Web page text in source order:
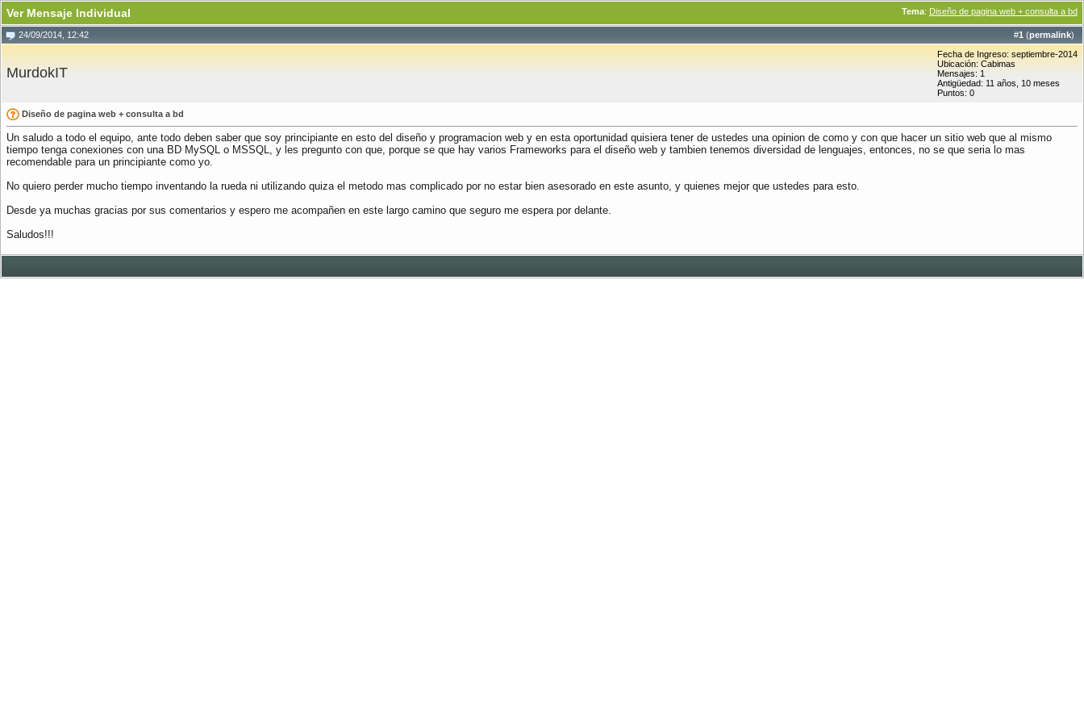
Tema: Diseño de pagina web + consulta a bd
Ver Mensaje Individual
#1 (permalink)
24/09/2014, 12:42
MurdokIT
Fecha de Ingreso: septiembre-2014
Ubicación: Cabimas
Mensajes: 1
Antigüedad: 11 años, 10 meses
Puntos: 0
Diseño de pagina web + consulta a bd
Un saludo a todo el equipo, ante todo deben saber que soy principiante en esto del diseño y programacion web y en esta oportunidad quisiera tener de ustedes una opinion de como y con que hacer un sitio web que al mismo
tiempo tenga conexiones con una BD MySQL o MSSQL, y les pregunto con que, porque se que hay varios Frameworks para el diseño web y tambien tenemos diversidad de lenguajes, entonces, no se que seria lo mas
recomendable para un principiante como yo.
No quiero perder mucho tiempo inventando la rueda ni utilizando quiza el metodo mas complicado por no estar bien asesorado en este asunto, y quienes mejor que ustedes para esto.
Desde ya muchas gracias por sus comentarios y espero me acompañen en este largo camino que seguro me espera por delante.
Saludos!!!